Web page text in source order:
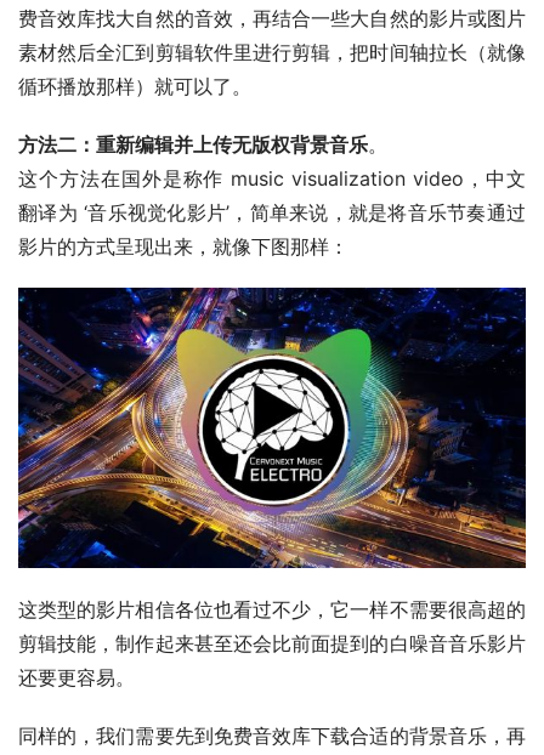
费音效库找大自然的音效，再结合一些大自然的影片或图片
素材然后全汇到剪辑软件里进行剪辑，把时间轴拉长（就像
循环播放那样）就可以了。
方法二：重新编辑并上传无版权背景音乐。
这个方法在国外是称作 music visualization video，中文
翻译为 ‘音乐视觉化影片’，简单来说，就是将音乐节奏通过
影片的方式呈现出来，就像下图那样：
这类型的影片相信各位也看过不少，它一样不需要很高超的
剪辑技能，制作起来甚至还会比前面提到的白噪音音乐影片
还要更容易。
同样的，我们需要先到免费音效库下载合适的背景音乐，再